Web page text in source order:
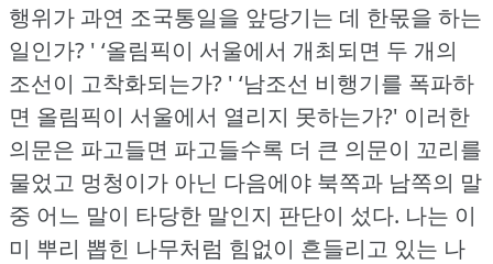
행위가 과연 조국통일을 앞당기는 데 한몫을 하는
일인가? ' ‘올림픽이 서울에서 개최되면 두 개의
조선이 고착화되는가? ' ‘남조선 비행기를 폭파하
면 올림픽이 서울에서 열리지 못하는가?' 이러한
의문은 파고들면 파고들수록 더 큰 의문이 꼬리를
물었고 멍청이가 아닌 다음에야 북쪽과 남쪽의 말
중 어느 말이 타당한 말인지 판단이 섰다. 나는 이
미 뿌리 뽑힌 나무처럼 힘없이 흔들리고 있는 나